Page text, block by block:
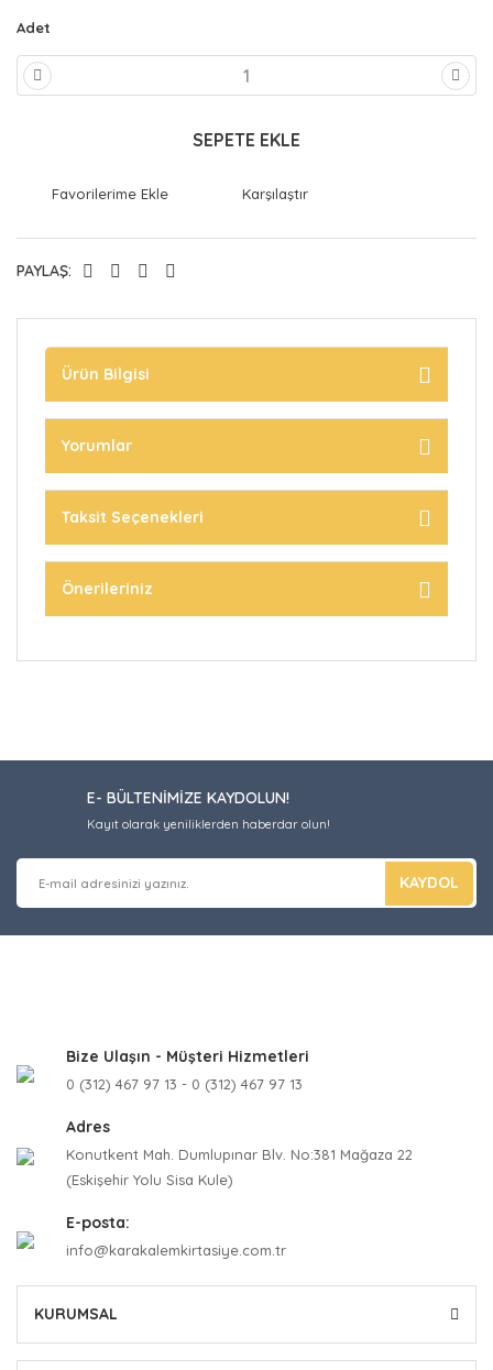
Adet
SEPETE EKLE
Karşılaştır
PAYLAŞ:
Ürün Bilgisi
Yorumlar
Taksit Seçenekleri
Önerileriniz
E- BÜLTENİMİZE KAYDOLUN!
Kayıt olarak yeniliklerden haberdar olun!
KAYDOL
Bize Ulaşın - Müşteri Hizmetleri
0 (312) 467 97 13 - 0 (312) 467 97 13
Adres
Konutkent Mah. Dumlupınar Blv. No:381 Mağaza 22
(Eskişehir Yolu Sisa Kule)
E-posta:
info@karakalemkirtasiye.com.tr
KURUMSAL